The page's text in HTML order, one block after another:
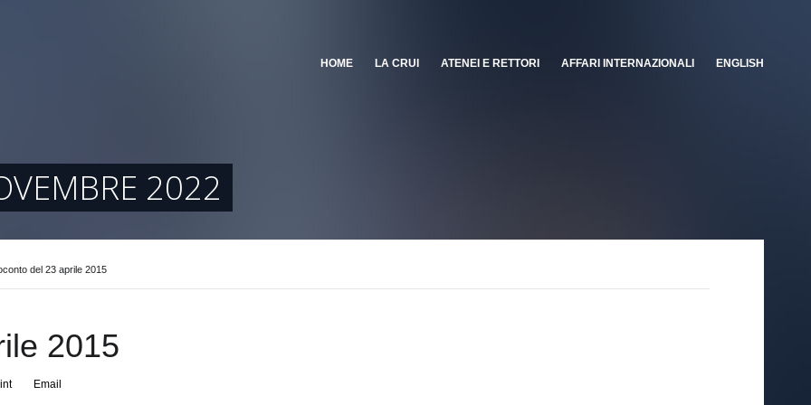
HOME LA CRUI ATENEI E RETTORI AFFARI INTERNAZIONALI ENGLISH
2022
del 23 aprile 2015
2015
Email